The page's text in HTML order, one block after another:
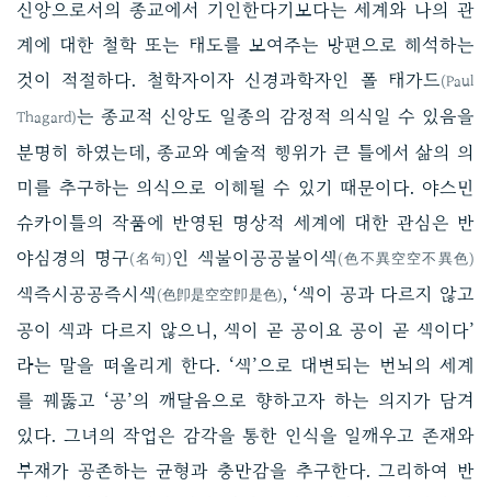
신앙으로서의 종교에서 기인한다기보다는 세계와 나의 관
계에 대한 철학 또는 태도를 보여주는 방편으로 해석하는
것이 적절하다. 철학자이자 신경과학자인 폴 태가드(Paul
Thagard)는 종교적 신앙도 일종의 감정적 의식일 수 있음을
분명히 하였는데, 종교와 예술적 행위가 큰 틀에서 삶의 의
미를 추구하는 의식으로 이해될 수 있기 때문이다. 야스민
슈카이틀의 작품에 반영된 명상적 세계에 대한 관심은 반
야심경의 명구(名句)인 색불이공공불이색 (色不異空空不異色)
색즉시공공즉시색 (色卽是空空卽是色), ‘색이 공과 다르지 않고
공이 색과 다르지 않으니, 색이 곧 공이요 공이 곧 색이다’
라는 말을 떠올리게 한다. ‘색’으로 대변되는 번뇌의 세계
를 꿰뚫고 ‘공’의 깨달음으로 향하고자 하는 의지가 담겨
있다. 그녀의 작업은 감각을 통한 인식을 일깨우고 존재와
부재가 공존하는 균형과 충만감을 추구한다. 그리하여 반